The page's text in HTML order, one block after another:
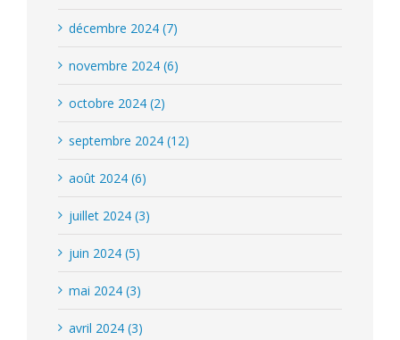
décembre 2024 (7)
novembre 2024 (6)
octobre 2024 (2)
septembre 2024 (12)
août 2024 (6)
juillet 2024 (3)
juin 2024 (5)
mai 2024 (3)
avril 2024 (3)